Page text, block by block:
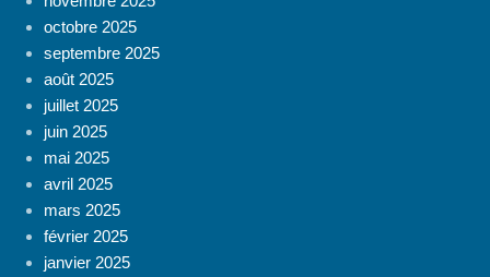
octobre 2025
septembre 2025
août 2025
juillet 2025
juin 2025
mai 2025
avril 2025
mars 2025
février 2025
janvier 2025